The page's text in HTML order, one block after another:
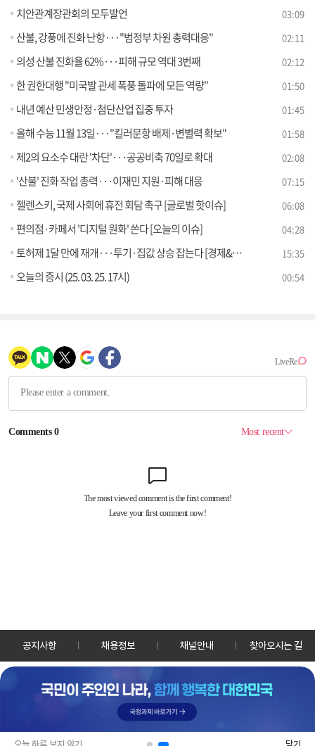
치안관계장관회의 모두발언 03:09
산불, 강풍에 진화 난항···"범정부 차원 총력대응" 02:11
의성 산불 진화율 62%···피해 규모 역대 3번째 02:12
한 권한대행 "미국발 관세 폭풍 돌파에 모든 역량" 01:50
내년 예산 민생안정·첨단산업 집중 투자 01:45
올해 수능 11월 13일···"킬러문항 배제·변별력 확보" 01:58
제2의 요소수 대란 '차단'···공공비축 70일로 확대 02:08
'산불' 진화 작업 총력···이재민 지원·피해 대응 07:15
젤렌스키, 국제 사회에 휴전 회담 촉구 [글로벌 핫이슈] 06:08
편의점·카페서 '디지털 원화' 쓴다 [오늘의 이슈] 04:28
토허제 1달 만에 재개···투기·집값 상승 잡는다 [경제&이슈] 15:35
오늘의 증시 (25. 03. 25. 17시) 00:54
공지사항 채용정보 채널안내 찾아오시는 길
30128 세종특별자치시 정부2청사로 13 한국정책방송원 KTV
TEL: 044-204-8000
Copyrightⓒ KTV 국민방송 All Rights Reserved.